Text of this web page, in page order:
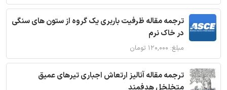
ترجمه مقاله ظرفیت باربری یک گروه از ستون های سنگی
در خاک نرم
مبلغ: ۱۲۰,۰۰۰ تومان
ترجمه مقاله آنالیز ارتعاش اجباری تیرهای عمیق
متخلخل هدفمند